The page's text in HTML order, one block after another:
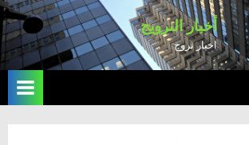
أخبار النرويج
اخبار نروج